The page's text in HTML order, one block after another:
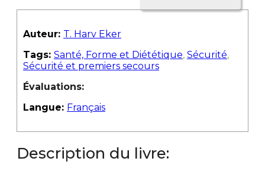
Auteur: T. Harv Eker
Tags: Santé, Forme et Diététique, Sécurité,
Sécurité et premiers secours
Évaluations:
Langue: Français
Description du livre: